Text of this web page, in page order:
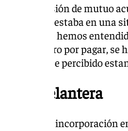
una rescisión de mutuo
y él también estaba en una
dos parte hemos
dinero por pagar,
que hubiese percibido
de la delantera
de una incorporación